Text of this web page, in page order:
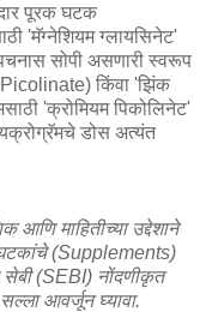
पूरक घटक
'मॅग्नेशियम ग्लायसिनेट'
सोपी असणारी स्वरूप
किंवा 'झिंक
'क्रोमियम पिकोलिनेट'
डोस अत्यंत
माहितीच्या उद्देशाने
घटकांचे (Supplements)
सेबी (SEBI) नोंदणीकृत
आवर्जून घ्यावा.